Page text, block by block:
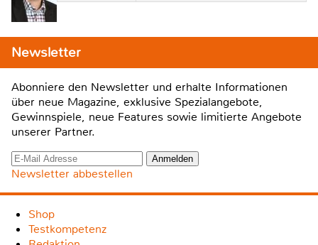
Newsletter
Abonniere den Newsletter und erhalte Informationen
über neue Magazine, exklusive Spezialangebote,
Gewinnspiele, neue Features sowie limitierte Angebote
unserer Partner.
Newsletter abbestellen
Shop
Testkompetenz